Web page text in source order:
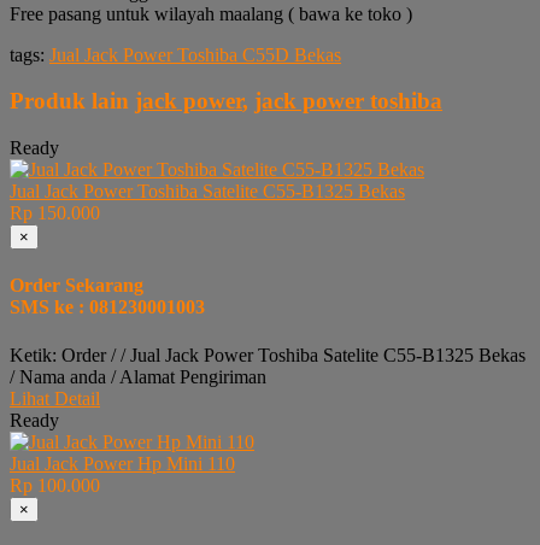
Free pasang untuk wilayah maalang ( bawa ke toko )
tags: Jual Jack Power Toshiba C55D Bekas
Produk lain jack power, jack power toshiba
Ready
Jual Jack Power Toshiba Satelite C55-B1325 Bekas
Rp 150.000
×
Order Sekarang
SMS ke : 081230001003
Ketik: Order / / Jual Jack Power Toshiba Satelite C55-B1325 Bekas
/ Nama anda / Alamat Pengiriman
Lihat Detail
Ready
Jual Jack Power Hp Mini 110
Rp 100.000
×